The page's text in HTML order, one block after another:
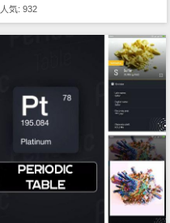
人気: 932